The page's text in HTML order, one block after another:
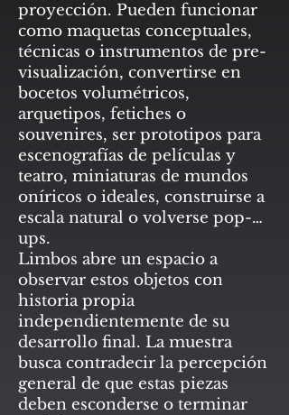
proyección. Pueden funcionar
como maquetas conceptuales,
técnicas o instrumentos de pre-
visualización, convertirse en
bocetos volumétricos,
arquetipos, fetiches o
souvenires, ser prototipos para
escenografías de películas y
teatro, miniaturas de mundos
oníricos o ideales, construirse a
escala natural o volverse pop-
ups.
Limbos abre un espacio a
observar estos objetos con
historia propia
independientemente de su
desarrollo final. La muestra
busca contradecir la percepción
general de que estas piezas
deben esconderse o terminar